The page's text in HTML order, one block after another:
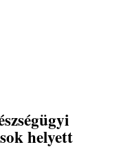
helyett